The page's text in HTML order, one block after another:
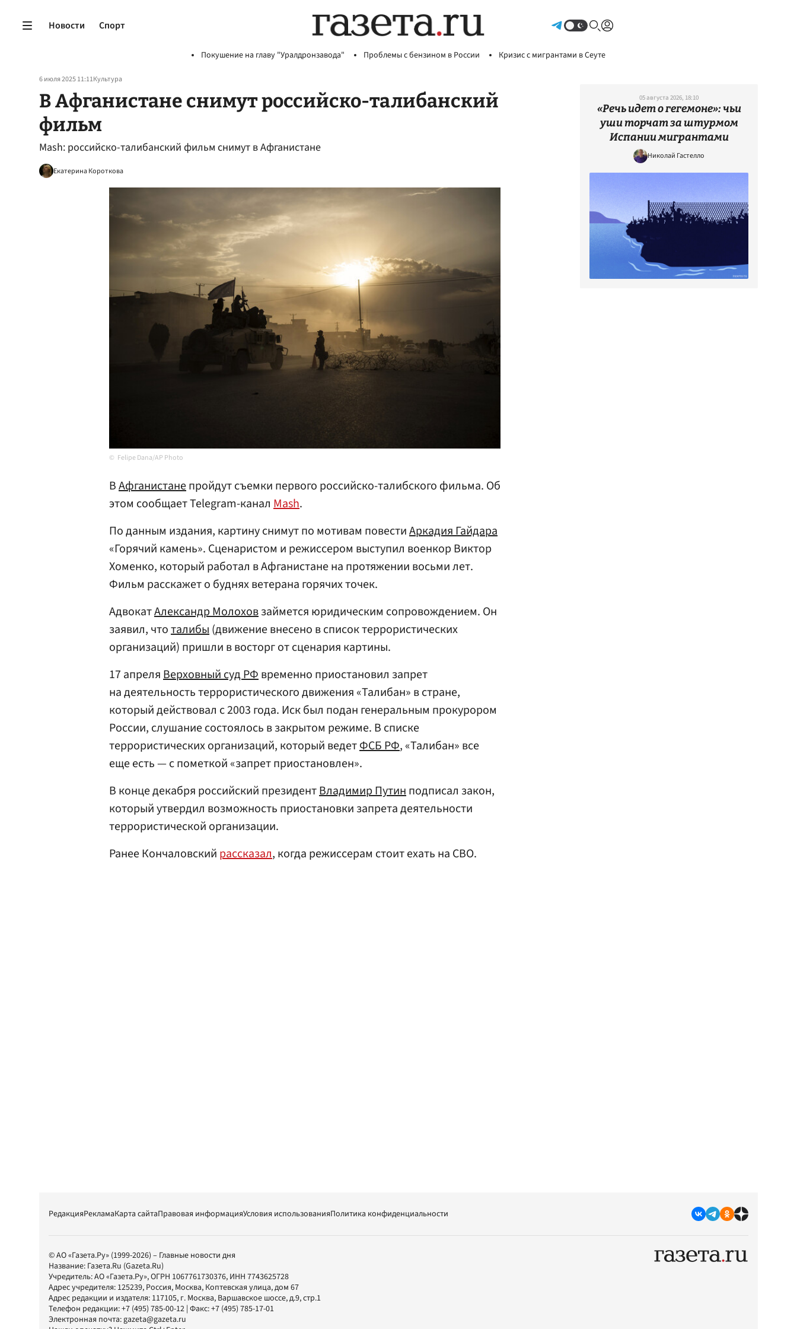
Новости Спорт
Покушение на главу "Уралдронзавода" Проблемы с бензином в России Кризис с мигрантами в Сеуте
6 июля 2025 11:11Культура
В Афганистане снимут российско-талибанский
фильм
Mash: российско-талибанский фильм снимут в Афганистане
Екатерина Короткова
Felipe Dana/AP Photo
ВАфганистанепройдут съемки первого российско-талибского фильма. Об
этом сообщает Telegram-канал Mash.
По данным издания, картину снимут по мотивам повестиАркадия Гайдара
«Горячий камень». Сценаристом и режиссером выступил военкор Виктор
Хоменко, который работал в Афганистане на протяжении восьми лет.
Фильм расскажет о буднях ветерана горячих точек.
АдвокатАлександр Молоховзаймется юридическим сопровождением. Он
заявил, чтоталибы(движение внесено в список террористических
организаций) пришли в восторг от сценария картины.
17 апреляВерховный суд РФвременно приостановил запрет
на деятельность террористического движения «Талибан» в стране,
который действовал с 2003 года. Иск был подан генеральным прокурором
России, слушание состоялось в закрытом режиме. В списке
террористических организаций, который ведетФСБ РФ, «Талибан» все
еще есть — с пометкой «запрет приостановлен».
В конце декабря российский президентВладимир Путинподписал закон,
который утвердил возможность приостановки запрета деятельности
террористической организации.
Ранее Кончаловский рассказал, когда режиссерам стоит ехать на СВО.
05 августа 2026, 18:10
«Речь идет о гегемоне»: чьи
уши торчат за штурмом
Испании мигрантами
Николай Гастелло
РедакцияРекламаКарта сайтаПравовая информацияУсловия использованияПолитика конфиденциальности
© АО «Газета.Ру» (1999-2026) – Главные новости дня
Название: Газета.Ru (Gazeta.Ru)
Учредитель:АО «Газета.Ру», ОГРН 1067761730376, ИНН 7743625728
Адрес учредителя: 125239, Россия, Москва, Коптевская улица, дом 67
Адрес редакции и издателя: 117105, г. Москва, Варшавское шоссе, д.9, стр.1
Телефон редакции:+7 (495) 785-00-12 | Факс:+7 (495) 785-17-01
Электронная почта:gazeta@gazeta.ru